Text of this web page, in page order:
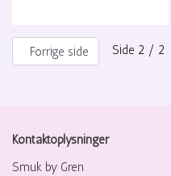
Forrige side Side 2 / 2
Kontaktoplysninger
Smuk by Gren